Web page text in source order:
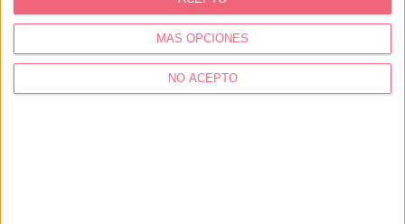
MÁS OPCIONES
NO ACEPTO
Castillo de Torres Novas